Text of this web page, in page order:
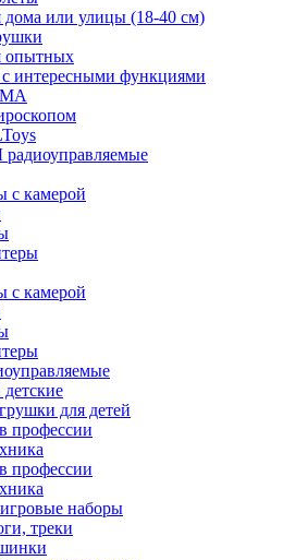
дома или улицы (18-40 см)
опытных
интересными функциями
с камерой
с камерой
для детей
профессии
профессии
наборы
треки